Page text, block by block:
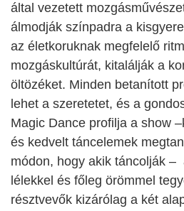
által vezetett
álmodják színpadra a
az életkoruknak megfelelő
mozgáskultúrát, kitalálják a
öltözéket. Minden betanított
lehet a szeretetet, és a
Magic Dance profilja a show
és kedvelt táncelemek
módon, hogy akik táncolják –
lélekkel és főleg örömmel
résztvevők kizárólag a két